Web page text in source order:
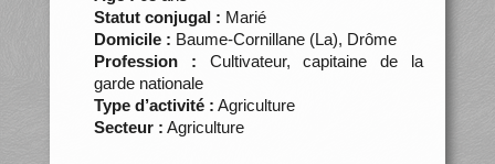
Statut conjugal : Marié
Domicile : Baume-Cornillane (La), Drôme
Profession : Cultivateur, capitaine de la
garde nationale
Type d’activité : Agriculture
Secteur : Agriculture